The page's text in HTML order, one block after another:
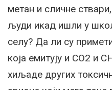
метан и сличне
људи икад ишли у
селу? Да ли су
која емитују и CO2 и
хиљаде других